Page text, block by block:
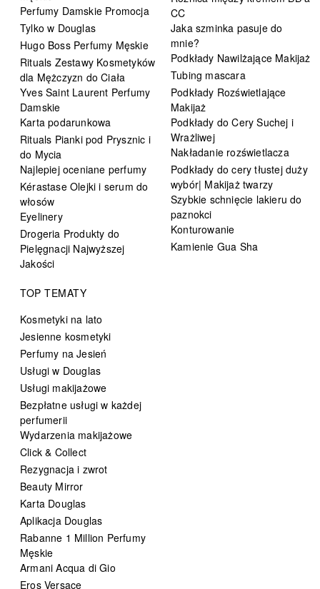
Perfumy Damskie Promocja
Tylko w Douglas
Hugo Boss Perfumy Męskie
Rituals Zestawy Kosmetyków
dla Mężczyzn do Ciała
Yves Saint Laurent Perfumy
Damskie
Karta podarunkowa
Rituals Pianki pod Prysznic i
do Mycia
Najlepiej oceniane perfumy
Kérastase Olejki i serum do
włosów
Eyelinery
Drogeria Produkty do
Pielęgnacji Najwyższej
Jakości
CC
Jaka szminka pasuje do
mnie?
Podkłady Nawilżające Makijaż
Tubing mascara
Podkłady Rozświetlające
Makijaż
Podkłady do Cery Suchej i
Wrażliwej
Nakładanie rozświetlacza
Podkłady do cery tłustej duży
wybór| Makijaż twarzy
Szybkie schnięcie lakieru do
paznokci
Konturowanie
Kamienie Gua Sha
TOP TEMATY
Kosmetyki na lato
Jesienne kosmetyki
Perfumy na Jesień
Usługi w Douglas
Usługi makijażowe
Bezpłatne usługi w każdej
perfumerii
Wydarzenia makijażowe
Click & Collect
Rezygnacja i zwrot
Beauty Mirror
Karta Douglas
Aplikacja Douglas
Rabanne 1 Million Perfumy
Męskie
Armani Acqua di Gio
Eros Versace